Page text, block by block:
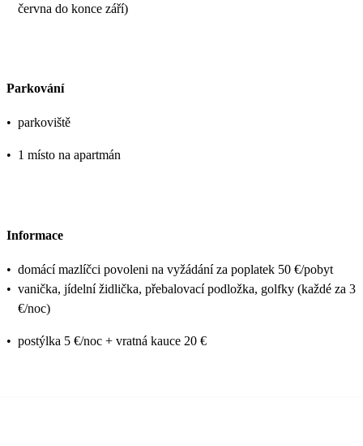
června do konce září)
Parkování
• parkoviště
• 1 místo na apartmán
Informace
• domácí mazlíčci povoleni na vyžádání za poplatek 50 €/pobyt
• vanička, jídelní židlička, přebalovací podložka, golfky (každé za 3
€/noc)
• postýlka 5 €/noc + vratná kauce 20 €